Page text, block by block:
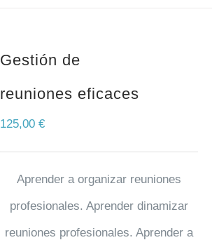
Gestión de
reuniones eficaces
125,00 €
Aprender a organizar reuniones
profesionales. Aprender dinamizar
reuniones profesionales. Aprender a